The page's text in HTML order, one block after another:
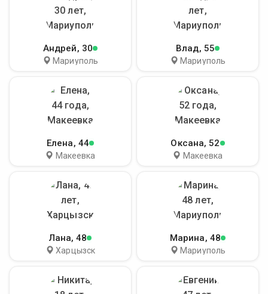
Андрей, 30
Мариуполь
Влад, 55
Мариуполь
Елена, 44
Макеевка
Оксана, 52
Макеевка
Лана, 48
Харцызск
Марина, 48
Мариуполь